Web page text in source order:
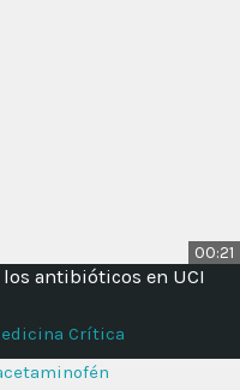
00:21
antibióticos en UCI
Crítica